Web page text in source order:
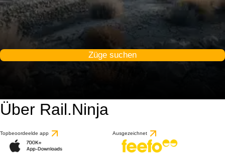
Züge suchen
Über Rail.Ninja
Topbeoordeelde app Ausgezeichnet